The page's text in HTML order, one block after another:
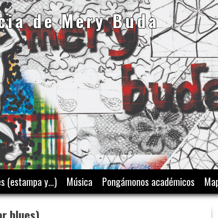
de Mery Buda
(estampa y…) Música Pongámonos académicos